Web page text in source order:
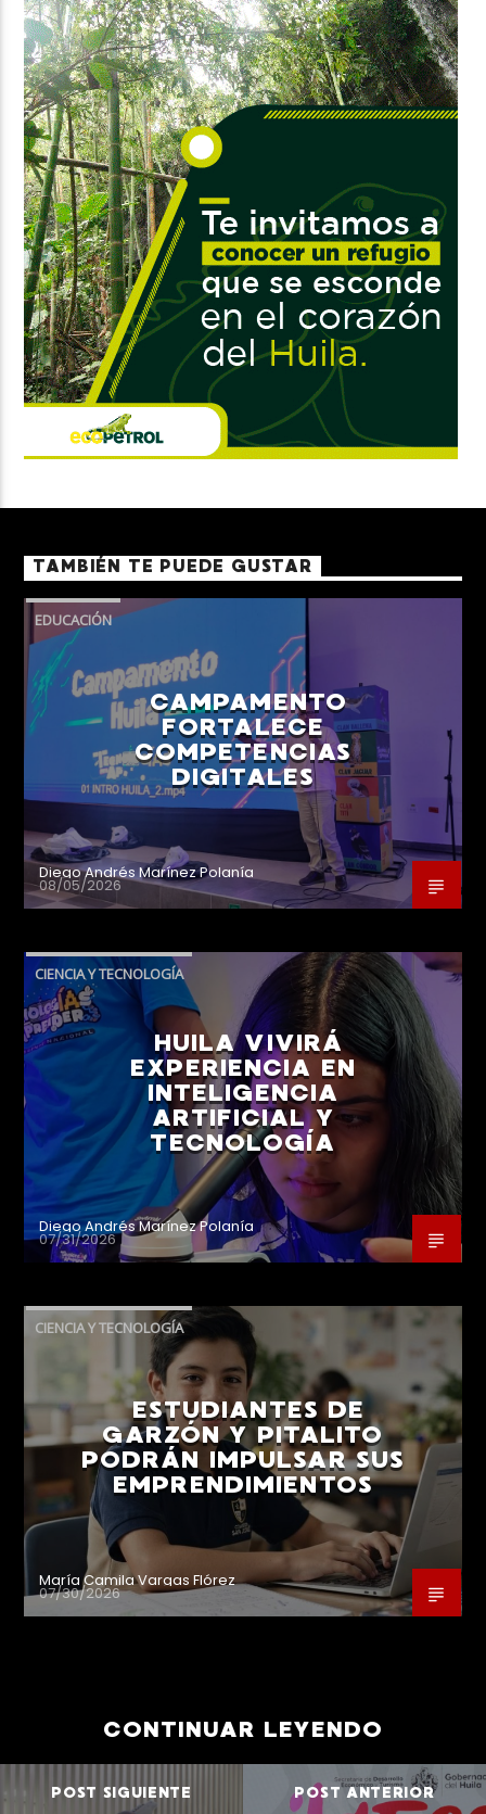
TAMBIÉN TE PUEDE GUSTAR
EDUCACIÓN
CAMPAMENTO
FORTALECE
COMPETENCIAS
DIGITALES
Diego Andrés Marínez Polanía
08/05/2026
CIENCIA Y TECNOLOGÍA
HUILA VIVIRÁ
EXPERIENCIA EN
INTELIGENCIA
ARTIFICIAL Y
TECNOLOGÍA
Diego Andrés Marínez Polanía
07/31/2026
CIENCIA Y TECNOLOGÍA
ESTUDIANTES DE
GARZÓN Y PITALITO
PODRÁN IMPULSAR SUS
EMPRENDIMIENTOS
María Camila Vargas Flórez
07/30/2026
CONTINUAR LEYENDO
POST SIGUIENTE POST ANTERIOR